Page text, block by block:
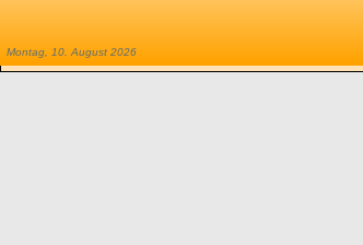
Montag, 10. August 2026